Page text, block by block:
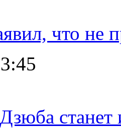
что не
станет